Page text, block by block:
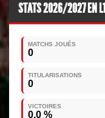
STATS 2026/2027 EN L1
MATCHS JOUÉS
0
TITULARISATIONS
0
VICTOIRES
0.0 %